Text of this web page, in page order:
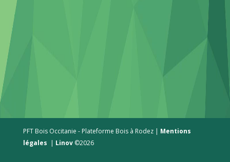
PFT Bois Occitanie - Plateforme Bois à Rodez | Mentions
légales | Linov©2026